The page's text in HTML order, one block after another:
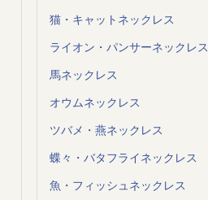
猫・キャットネックレス
ライオン・パンサーネックレス
馬ネックレス
オウムネックレス
ツバメ・燕ネックレス
蝶々・バタフライネックレス
魚・フィッシュネックレス